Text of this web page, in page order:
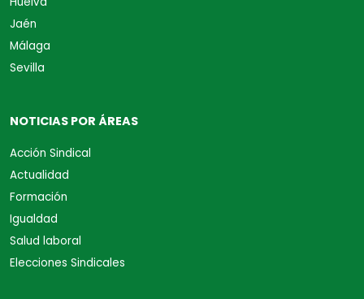
Jaén
Málaga
Sevilla
NOTICIAS POR ÁREAS
Acción Sindical
Actualidad
Formación
Igualdad
Salud laboral
Elecciones Sindicales